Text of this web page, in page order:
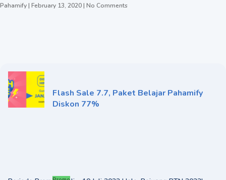
Pahamify February 13, 2020 No Comments
Flash Sale 7.7, Paket Belajar Pahamify
Diskon 77%